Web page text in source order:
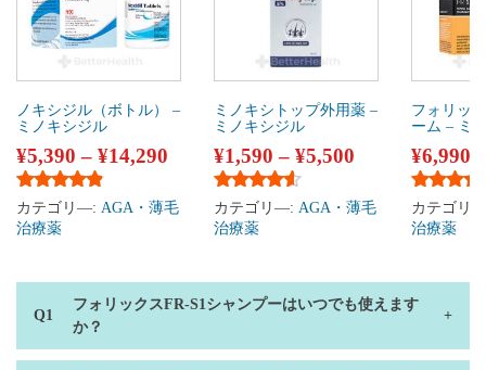
ノキシジル（ボトル） –
ミノキシジル
¥5,390 – ¥14,290
5段階中 4.67の評価
カテゴリ―: AGA・薄毛
治療薬
ミノキシトップ外用薬 –
ミノキシジル
¥1,590 – ¥5,500
5段階中 4.38の評価
カテゴリ―: AGA・薄毛
治療薬
フォリッ
ーム – ミ
¥6,990
5段階中
カテゴリ
治療薬
フォリックスFR-S1シャンプーはいつでも使えます
か？